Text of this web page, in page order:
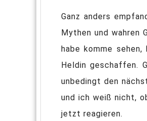
Ganz anders
Mythen und wahren
habe komme
Heldin geschaffen.
unbedingt den
und ich weiß nicht,
jetzt reagieren.